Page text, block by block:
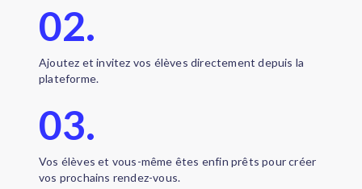
02.
Ajoutez et invitez vos élèves directement depuis la
plateforme.
03.
Vos élèves et vous-même êtes enfin prêts pour créer
vos prochains rendez-vous.